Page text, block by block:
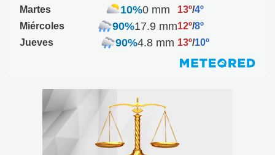
Martes
10%0 mm 13º/4º
Miércoles
90%17.9 mm12º/8º
Jueves
90%4.8 mm 13º/10º